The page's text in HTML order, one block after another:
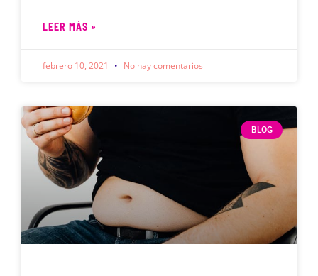
LEER MÁS »
febrero 10, 2021 No hay comentarios
BLOG